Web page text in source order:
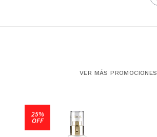
VER MÁS PROMOCIONES
25%
OFF